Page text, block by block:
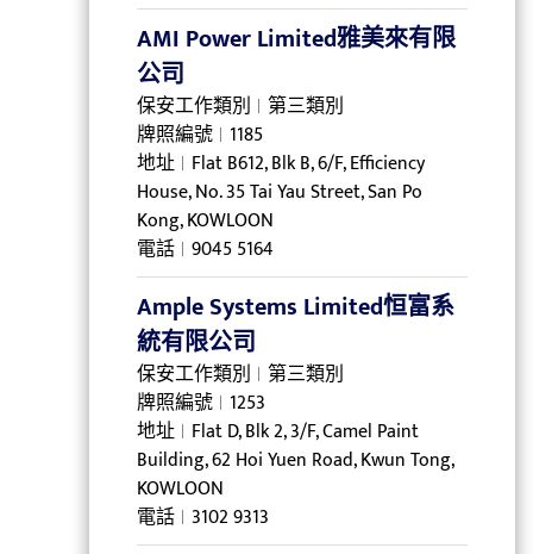
AMI Power Limited雅美來有限
公司
保安工作類別 第三類別
牌照編號 1185
地址 Flat B612, Blk B, 6/F, Efficiency
House, No. 35 Tai Yau Street, San Po
Kong, KOWLOON
電話 9045 5164
Ample Systems Limited恒富系
統有限公司
保安工作類別 第三類別
牌照編號 1253
地址 Flat D, Blk 2, 3/F, Camel Paint
Building, 62 Hoi Yuen Road, Kwun Tong,
KOWLOON
電話 3102 9313